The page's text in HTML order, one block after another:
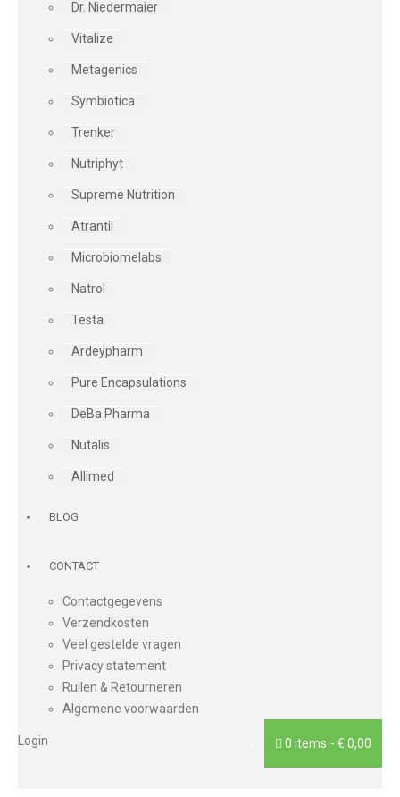
Dr. Niedermaier
Vitalize
Metagenics
Symbiotica
Trenker
Nutriphyt
Supreme Nutrition
Atrantil
Microbiomelabs
Natrol
Testa
Ardeypharm
Pure Encapsulations
DeBa Pharma
Nutalis
Allimed
BLOG
CONTACT
Contactgegevens
Verzendkosten
Veel gestelde vragen
Privacy statement
Ruilen & Retourneren
Algemene voorwaarden
0 items € 0,00
Login